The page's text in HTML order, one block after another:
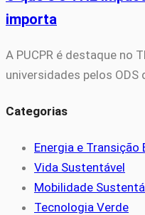
importa
A PUCPR é destaque no
universidades pelos ODS
Categorias
Energia e Transição
Vida Sustentável
Mobilidade
Tecnologia Verde